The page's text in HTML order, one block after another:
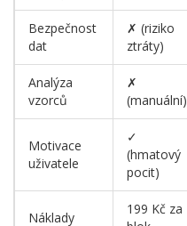
Bezpečnost
dat
✗ (riziko
ztráty)
Analýza
vzorců
✗
(manuální)
Motivace
uživatele
✓
(hmatový
pocit)
Náklady
199 Kč za